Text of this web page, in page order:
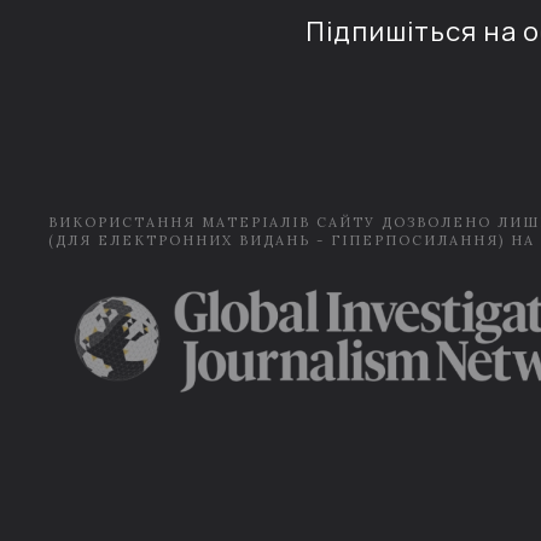
Підпишіться на
ВИКОРИСТАННЯ МАТЕРІАЛІВ САЙТУ ДОЗВОЛЕНО
(ДЛЯ ЕЛЕКТРОННИХ ВИДАНЬ - ГІПЕРПОСИЛАННЯ) НА